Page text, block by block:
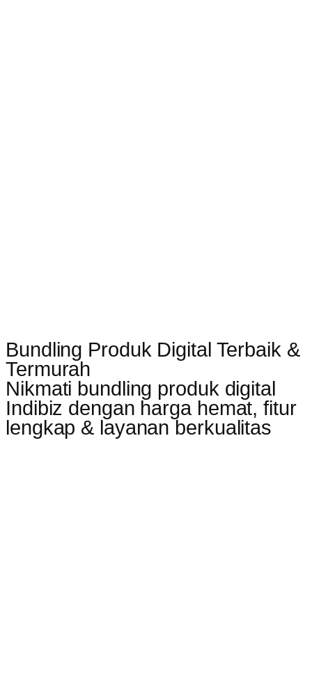
Bundling Produk Digital Terbaik &
Termurah
Nikmati bundling produk digital
Indibiz dengan harga hemat, fitur
lengkap & layanan berkualitas